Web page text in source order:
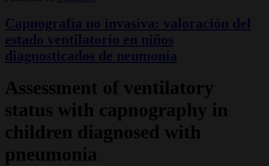
Capnografía no invasiva: valoración del
estado ventilatorio en niños
diagnosticados de neumonía
Assessment of ventilatory
status with capnography in
children diagnosed with
pneumonia